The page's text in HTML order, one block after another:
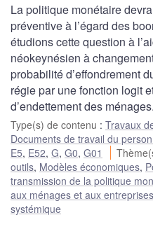
La politique monétaire
préventive à l’égard des
étudions cette question à
néokeynésien à
probabilité d’effondrement
régie par une fonction logit
d’endettement des ménages.
Type(s) de contenu : Travaux
Documents de travail du
E5, E52, G, G0, G01
outils, Modèles économiques,
transmission de la politique
aux ménages et aux entreprises
systémique